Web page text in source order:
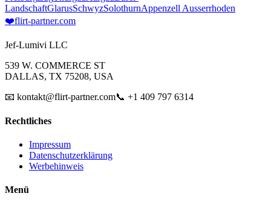
LandschaftGlarusSchwyzSolothurnAppenzell Ausserrhoden
❤️flirt-partner.com
Jef-Lumivi LLC
539 W. COMMERCE ST
DALLAS, TX 75208, USA
📧 kontakt@flirt-partner.com📞 +1 409 797 6314
Rechtliches
Impressum
Datenschutzerklärung
Werbehinweis
Menü